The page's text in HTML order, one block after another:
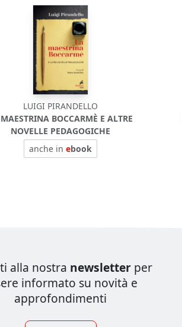
LUIGI PIRANDELLO
BOCCARMÈ E ALTRE
NOVELLE PEDAGOGICHE
anche in ebook
alla nostra newsletter per
informato su novità e
approfondimenti